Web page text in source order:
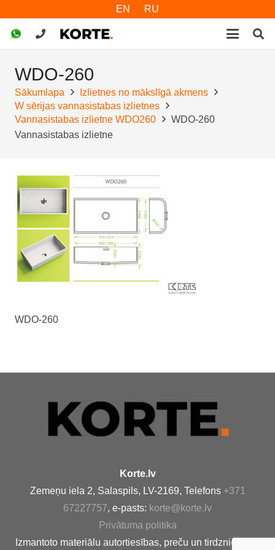
EN RU
WDO-260
Sākumlapa
Izlietnes no mākslīgā akmens
W sērijas vannasistabas izlietnes
Vannasistabas izlietne WDO260
WDO-260
Vannasistabas izlietne
WDO-260
Korte.lv
Zemeņu iela 2, Salaspils, LV-2169, Telefons +371
67227757, e-pasts: korte@korte.lv
Privātuma politika
Izmantoto materiālu autortiesības, preču un tirdzniecības